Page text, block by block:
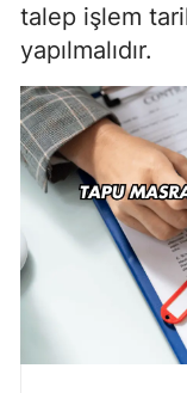
talep işlem
yapılmalıdır.